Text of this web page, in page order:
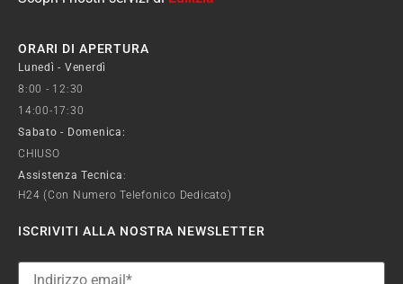
ORARI DI APERTURA
Lunedì - Venerdì
8:00 - 12:30
14:00-17:30
Sabato - Domenica:
CHIUSO
Assistenza Tecnica :
H24 (con Numero Telefonico Dedicato)
ISCRIVITI ALLA NOSTRA NEWSLETTER